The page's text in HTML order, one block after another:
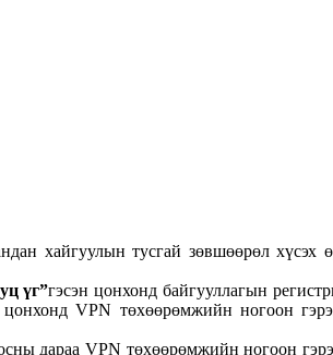
хайгуулын тусгай зөвшөөрөл хүсэх
үг”гэсэн цонхонд байгууллагын
цонхонд VPN төхөөрөмжийн ногоон
дараа VPN төхөөрөмжийн ногоон